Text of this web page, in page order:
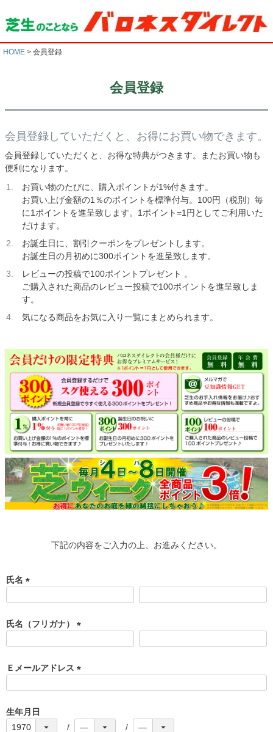
HOME 会員登録
会員登録
会員登録していただくと、お得にお買い物できます。
会員登録していただくと、お得な特典がつきます。またお買い物も
便利になります。
お買い物のたびに、購入ポイントが1%付きます。
お買い上げ金額の1％のポイントを標準付与。100円（税別）毎
に1ポイントを進呈致します。1ポイント=1円としてご利用いた
だけます。
お誕生日に、割引クーポンをプレゼントします。
お誕生日の月初めに300ポイントを進呈致します。
レビューの投稿で100ポイントプレゼント 。
ご購入された商品のレビュー投稿で100ポイントを進呈致しま
す。
気になる商品をお気に入り一覧にまとめられます。
下記の内容をご入力の上、お進みください。
氏名
須
)
氏名（フリガナ）
須
)
Ｅメールアドレス
)
生年月日